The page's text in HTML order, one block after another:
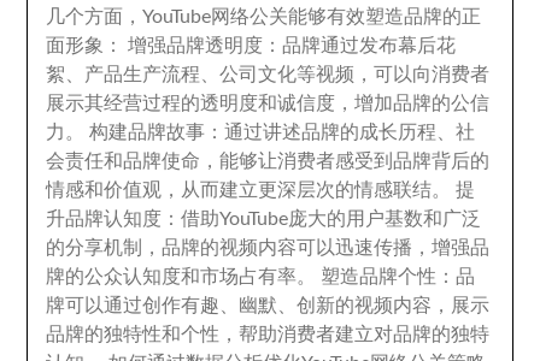
几个方面 ，YouTube网络公关能够有效塑造品牌的正
面形象 ：增强品牌透明度 ：品牌通过发布幕后花
絮
产品生产流程 、公司文化等视频 ， 可以向消费者
展示其经营过程的透明度和诚信度 ，增加品牌的公信
力 。构建品牌故事 ：通过讲述品牌的成长历程 、社
会责任和品牌使命 ，能够让消费者感受到品牌背后的
情感和价值观 ， 从而建立更深层次的情感联结。提
升品牌认知度 ：借助YouTube庞大的用户基数和广泛
的分享机制
，品牌的视频内容可以迅速传播 ，增强品
牌的公众认知度和市场占有率。 塑造品牌个性 ：品
牌可以通过创作有趣
幽默 、创新的视频内容 ， 展示
品牌的独特性和个性 ，帮助消费者建立对品牌的独特